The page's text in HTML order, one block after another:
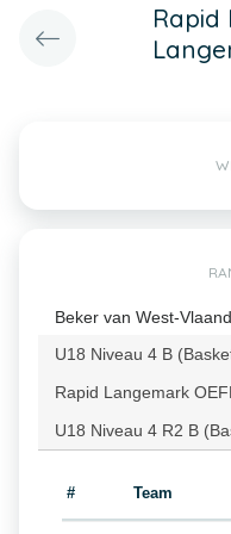
Rapid
Beker van West-
U18 Niveau 4 B
Rapid Langemark
U18 Niveau 4 R2 B
# Team